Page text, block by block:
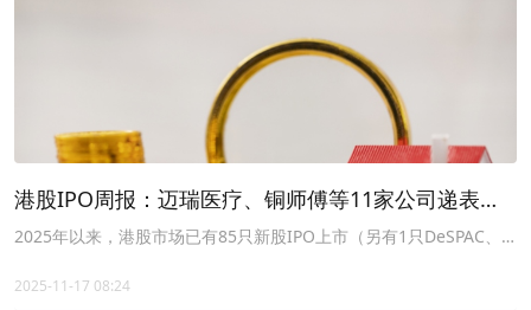
港股IPO周报：迈瑞医疗、铜师傅等11家公司递表，
AH新股一个破发、一个延迟上市
2025年以来，港股市场已有85只新股IPO上市（另有1只DeSPAC、1
9日~11月15日），1家上市，3家招股，2家聆讯，11家递表。
2025-11-17 08:24